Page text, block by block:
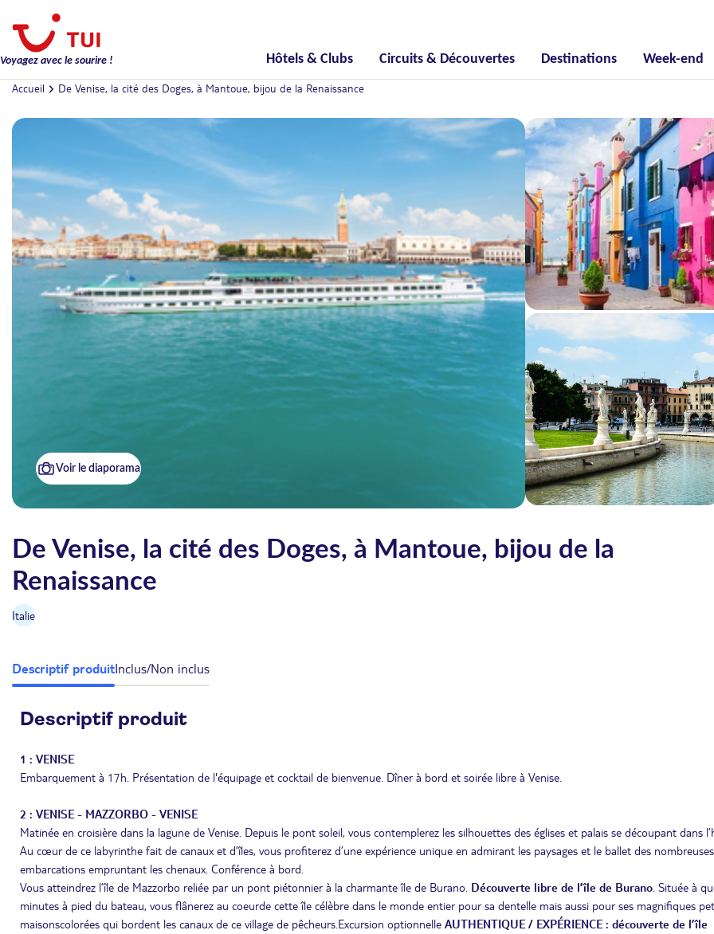
Voyagez avec le sourire ! Hôtels & Clubs Circuits & Découvertes Destinations Week-end
Accueil De Venise, la cité des Doges, à Mantoue, bijou de la Renaissance
Voir le diaporama
De Venise, la cité des Doges, à Mantoue, bijou de la
Renaissance
Italie
Descriptif produitInclus/Non inclus
Descriptif produit
1 : VENISE
Embarquement à 17h. Présentation de l'équipage et cocktail de bienvenue. Dîner à bord et soirée libre à Venise.
2 : VENISE - MAZZORBO - VENISE
Matinée en croisière dans la lagune de Venise. Depuis le pont soleil, vous contemplerez les silhouettes des églises et palais se découpant dans
Au cœur de ce labyrinthe fait de canaux et d’îles, vous profiterez d’une expérience unique en admirant les paysages et le ballet des nombreuses
embarcations empruntant les chenaux. Conférence à bord.
Vous atteindrez l’île de Mazzorbo reliée par un pont piétonnier à la charmante île de Burano. Découverte libre de l’île de Burano . Située à
minutes à pied du bateau, vous flânerez au coeurde cette île célèbre dans le monde entier pour sa dentelle mais aussi pour ses magnifiques
maisonscolorées qui bordent les canaux de ce village de pêcheurs.Excursion optionnelle AUTHENTIQUE / EXPÉRIENCE : découverte de l’île